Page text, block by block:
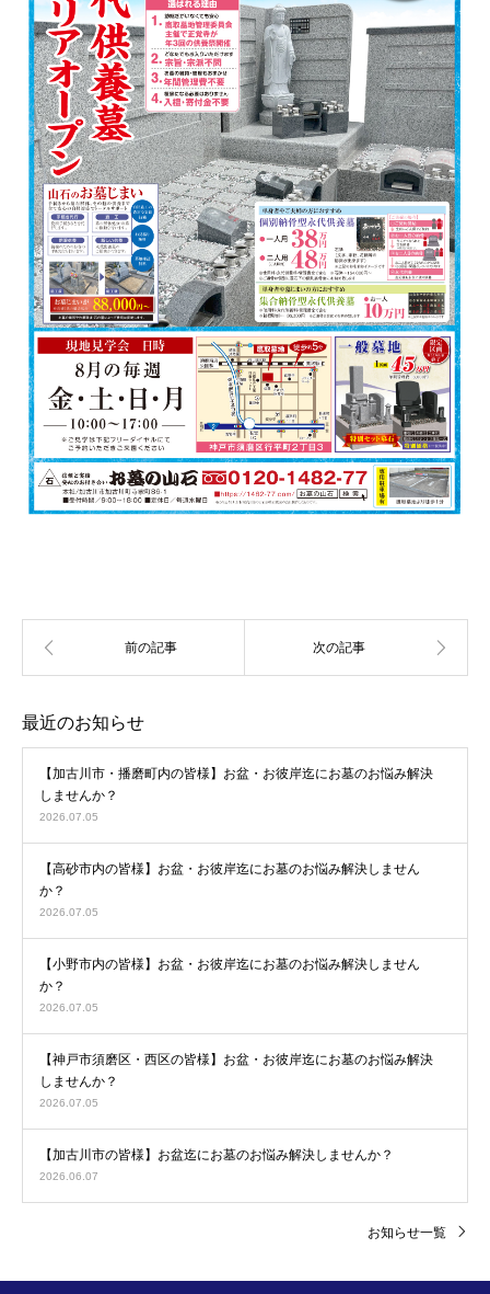
最近のお知らせ
【加古川市・播磨町内の皆様】お盆・お彼岸迄にお墓のお悩み解決
しませんか？
2026.07.05
【高砂市内の皆様】お盆・お彼岸迄にお墓のお悩み解決しません
か？
2026.07.05
【小野市内の皆様】お盆・お彼岸迄にお墓のお悩み解決しません
か？
2026.07.05
【神戸市須磨区・西区の皆様】お盆・お彼岸迄にお墓のお悩み解決
しませんか？
2026.07.05
【加古川市の皆様】お盆迄にお墓のお悩み解決しませんか？
2026.06.07
お知らせ一覧